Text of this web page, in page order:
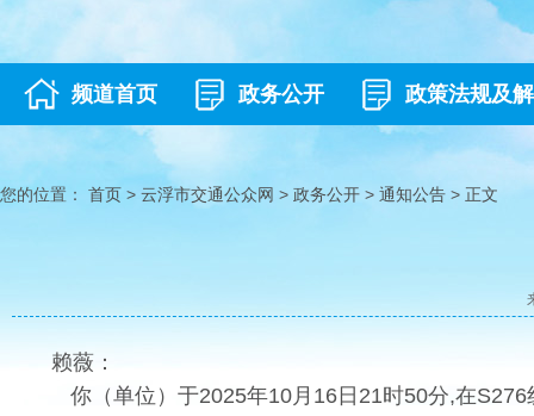
频道首页 政务公开 政策法规及
您的位置： 首页 > 云浮市交通公众网 > 政务公开 > 通知公告 > 正文
赖薇：
你（单位）于2025年10月16日21时50分,在